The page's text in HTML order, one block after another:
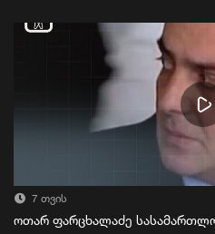
7 თვის
ოთარ ფარცხალაძე